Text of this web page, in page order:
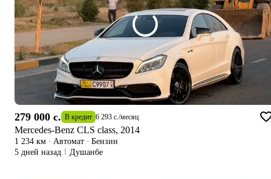
279 000 c. В кредит 6 293 c./месяц
Mercedes-Benz CLS class, 2014
1 234 км · Автомат · Бензин
5 дней назад
Душанбе